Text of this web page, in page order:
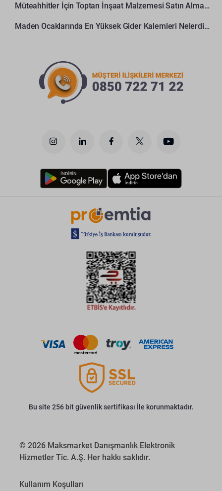
Müteahhitler İçin Toptan İnşaat Malzemesi Satın Alma Rehberi
Maden Ocaklarında En Yüksek Gider Kalemleri Nelerdir?
Bu site 256 bit güvenlik sertifikası İle korunmaktadır.
© 2026 Maksmarket Danışmanlık Elektronik
Hizmetler Tic. A.Ş. Her hakkı saklıdır.
Kullanım Koşulları